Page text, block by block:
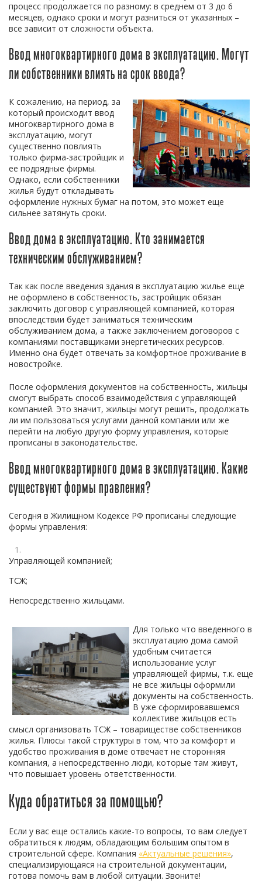
процесс продолжается по разному: в среднем от 3 до 6
месяцев, однако сроки и могут разниться от указанных –
все зависит от сложности объекта.
Ввод многоквартирного дома в эксплуатацию. Могут
ли собственники влиять на срок ввода?
К сожалению, на период, за
который происходит ввод
многоквартирного дома в
эксплуатацию, могут
существенно повлиять
только фирма-застройщик и
ее подрядные фирмы.
Однако, если собственники
жилья будут откладывать
оформление нужных бумаг на потом, это может еще
сильнее затянуть сроки.
Ввод дома в эксплуатацию. Кто занимается
техническим обслуживанием?
Так как после введения здания в эксплуатацию жилье еще
не оформлено в собственность, застройщик обязан
заключить договор с управляющей компанией, которая
впоследствии будет заниматься техническим
обслуживанием дома, а также заключением договоров с
компаниями поставщиками энергетических ресурсов.
Именно она будет отвечать за комфортное проживание в
новостройке.
После оформления документов на собственность, жильцы
смогут выбрать способ взаимодействия с управляющей
компанией. Это значит, жильцы могут решить, продолжать
ли им пользоваться услугами данной компании или же
перейти на любую другую форму управления, которые
прописаны в законодательстве.
Ввод многоквартирного дома в эксплуатацию. Какие
существуют формы правления?
Сегодня в Жилищном Кодексе РФ прописаны следующие
формы управления:
Управляющей компанией;
ТСЖ;
Непосредственно жильцами.
Для только что введенного в
эксплуатацию дома самой
удобным считается
использование услуг
управляющей фирмы, т.к. еще
не все жильцы оформили
документы на собственность.
В уже сформировавшемся
коллективе жильцов есть
смысл организовать ТСЖ – товариществе собственников
жилья. Плюсы такой структуры в том, что за комфорт и
удобство проживания в доме отвечает не сторонняя
компания, а непосредственно люди, которые там живут,
что повышает уровень ответственности.
Куда обратиться за помощью?
Если у вас еще остались какие-то вопросы, то вам следует
обратиться к людям, обладающим большим опытом в
строительной сфере. Компания «Актуальные решения»,
специализирующаяся на строительной документации,
готова помочь вам в любой ситуации. Звоните!